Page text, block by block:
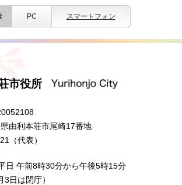
PC スマートフォン
市役所
由利本荘市尾崎17番地
（代表）
日 午前8時30分から午後5時15分
3日は閉庁）